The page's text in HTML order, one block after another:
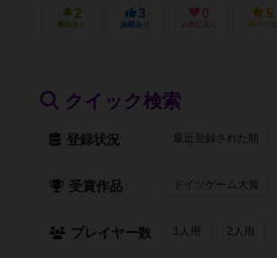
2
興味あり
3
経験あり
0
お気に入り
5
持ってる
クイック検索
登録状況 最近登録された順
受賞作品 ドイツゲーム大賞
プレイヤー数 1人用 2人用